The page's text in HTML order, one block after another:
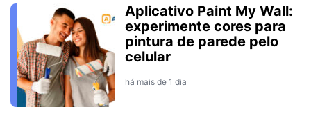
Aplicativo Paint My Wall:
experimente cores para
pintura de parede pelo
celular
há mais de 1 dia